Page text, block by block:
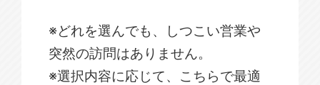
※どれを選んでも、しつこい営業や
突然の訪問はありません。
※選択内容に応じて、こちらで最適